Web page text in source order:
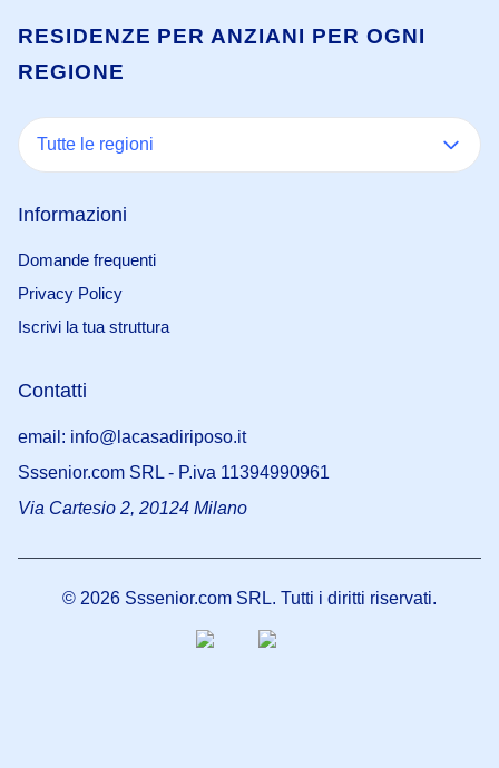
RSA di Milano: cosa sono, quanto
costano, come si accede e quali
21 maggio 2025
affrontare il caldo con gusto e
sicurezz...
per garantire sicurezza e benessere.
RESIDENZE PER ANZIANI PER OGNI
REGIONE
Tutte le regioni
Informazioni
Domande frequenti
Privacy Policy
Iscrivi la tua struttura
Contatti
email: info@lacasadiriposo.it
Sssenior.com SRL - P.iva 11394990961
Via Cartesio 2, 20124 Milano
© 2026 Sssenior.com SRL. Tutti i diritti riservati.